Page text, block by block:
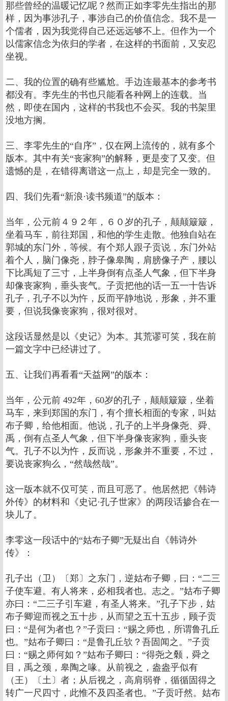
那些曾经的温暖记忆呢？然而正如李零先生指出的那
样，因为事涉孔子，事涉自己的价值信念。我不是一
个儒者，因为我觉得自己还远远够不上。但作为一个
以儒家信念为依归的学者，在这样的书面前，又安忍
坐视。
二、我的位置的确有些尴尬。手边连最基本的参考书
都没有。李先生的书也只能看各种网上的连载。当
然，即使在国内，这样的书我也不会买。我的书架里
没地方搁。
三、李零先生的“自序”，仅在网上流传的，就有多个
版本。其中有关“丧家狗”的解释，更是变了又变。但
遗憾的是，在错得离谱这一点上，却是完全一致的。
四、我们先看“新浪·读书频道”的版本：
当年，公元前４９２年，６０岁的孔子，颠颠簸簸，
坐着马车，前往郑国，和他的学生走散。他独自站在
郭城的东门外，等候。有个郑人跟子贡说，东门外站
着个人，脑门像尧，脖子像皋陶，肩膀像子产，腰以
下比禹短了三寸，上半身倒有点圣人气象，但下半身
却像丧家狗，垂头丧气。子贡把他的话一五一十告诉
孔子，孔子不以为忤，反而平静地说，形象，并不重
要，但说我像丧家狗，很对很对。
这段话显然是以《史记》为本。其荒谬可笑，我在前
一篇文字中已经讲过了。
五、让我们再看看“天益网”的版本：
当年，公元前 492年，60岁的孔子，颠颠簸簸，坐着
马车，来到郑国的东门，有个擅长相面的专家，叫姑
布子卿，给他相面。他说，孔子的上半身像尧、舜、
禹，倒有点圣人气象，但下半身像丧家狗，垂头丧
气。孔子不以为忤，反而说，形象并不重要，不过，
要说丧家狗么，“然哉然哉”。
这一版本就不仅可笑，而且可恶了。他居然把《韩诗
外传》的材料和《史记·孔子世家》的两段话掺合在一
块儿了。
李零这一段话中的“姑布子卿”无疑出自《韩诗外
传》：
孔子出（卫）〔郑〕之东门，逆姑布子卿，曰：“二三
子使车避。有人将来，必相我者也。志之。”姑布子卿
亦曰：“二三子引车避，有圣人将来。”孔子下步，姑
布子卿迎而视之五十步，从而望之五十五步，顾子贡
曰：“是何为者也？”子贡曰：“赐之师也，所谓鲁孔丘
也。”姑布子卿曰：“是鲁孔丘欤？吾固闻之。”子贡
曰：“赐之师何如？”姑布子卿曰：“得尧之颡，舜之
目，禹之颈，皋陶之喙。从前视之，盎盎乎似有
（王）〔土〕者；从后视之，高肩弱脊，循循固得之
转广一尺四寸，此惟不及四圣者也。”子贡吁然。姑布